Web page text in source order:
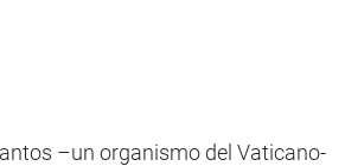
–un organismo del Vaticano-